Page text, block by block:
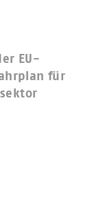
EU-
für